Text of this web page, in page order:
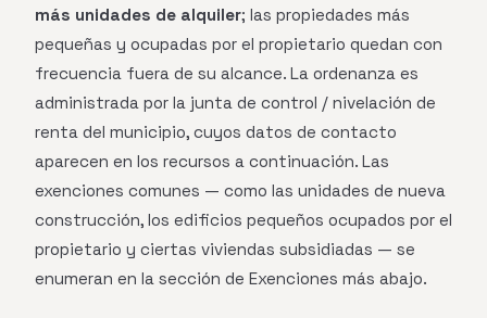
más unidades de alquiler; las propiedades más
pequeñas y ocupadas por el propietario quedan con
frecuencia fuera de su alcance. La ordenanza es
administrada por la junta de control / nivelación de
renta del municipio, cuyos datos de contacto
aparecen en los recursos a continuación. Las
exenciones comunes — como las unidades de nueva
construcción, los edificios pequeños ocupados por el
propietario y ciertas viviendas subsidiadas — se
enumeran en la sección de Exenciones más abajo.